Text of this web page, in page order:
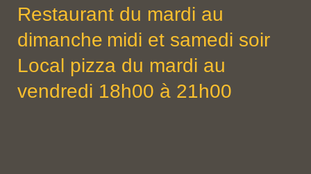
Restaurant du mardi au
dimanche midi et samedi soir
Local pizza du mardi au
vendredi 18h00 à 21h00